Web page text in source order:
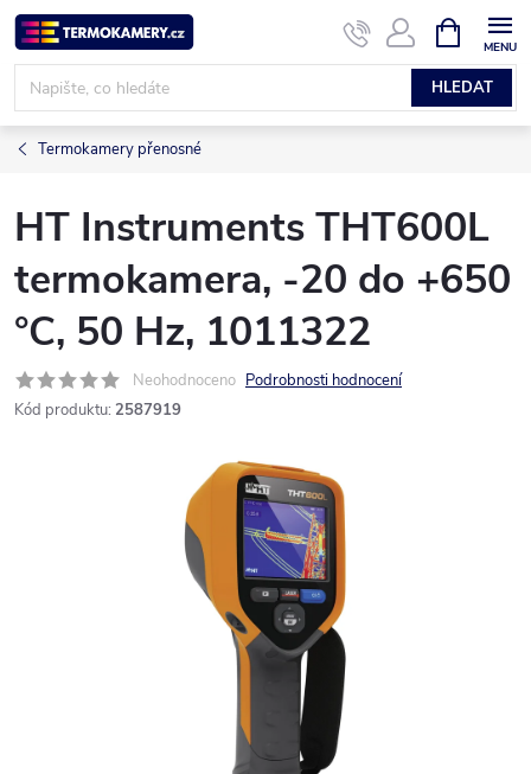
Přejít
na
obsah
HLEDAT
NÁKUPNÍ
KOŠÍK
Termokamery přenosné
HT Instruments THT600L
termokamera, -20 do +650
°C, 50 Hz, 1011322
Neohodnoceno Podrobnosti hodnocení
Kód produktu: 2587919